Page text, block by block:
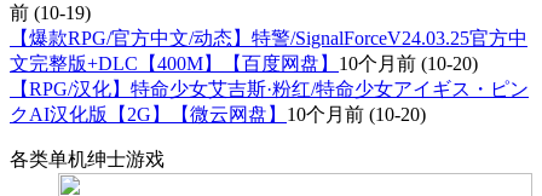
前 (10-19)
【爆款RPG/官方中文/动态】特警/SignalForceV24.03.25官方中
文完整版+DLC【400M】【百度网盘】 10个月前 (10-20)
【RPG/汉化】特命少女艾吉斯·粉红/特命少女アイギス・ピン
クAI汉化版【2G】【微云网盘】 10个月前 (10-20)
各类单机绅士游戏